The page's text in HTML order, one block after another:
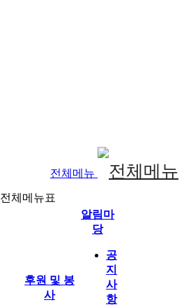
전체메뉴
전체메뉴표
후원 및 봉
사
알림마
당
공
지
사
항